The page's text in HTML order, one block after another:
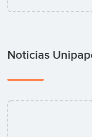
Noticias